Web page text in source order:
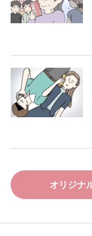
オリジナ